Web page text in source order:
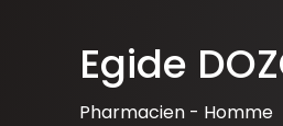
Egide
Pharmacien - Homme